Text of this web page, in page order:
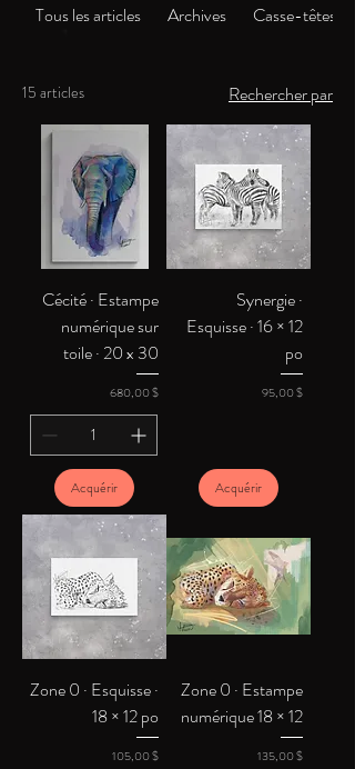
Tous les articles Archives Casse-têtes
15 articles Rechercher par
Cécité · Estampe
numérique sur
toile · 20 x 30
Prix
680,00 $
Acquérir
Synergie ·
Esquisse · 16 × 12
po
Prix
95,00 $
Acquérir
Zone 0 · Esquisse ·
18 × 12 po
Prix
105,00 $
Zone 0 · Estampe
numérique 18 × 12
Prix
135,00 $